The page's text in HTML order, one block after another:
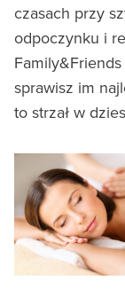
czasach przy
odpoczynku i
sprawisz im
to strzał w